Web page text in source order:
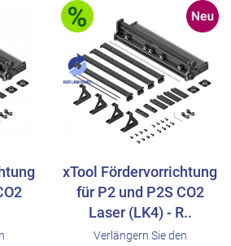
xTool Fördervorrichtung
für P2 und P2S CO2
Laser (LK4) - R..
Verlängern Sie den